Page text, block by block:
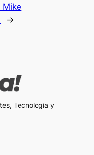
Mike
→
Tecnología y